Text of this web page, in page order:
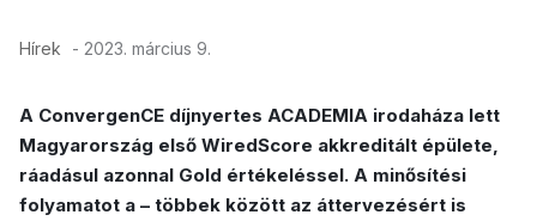
Hírek - 2023. március 9.
A ConvergenCE díjnyertes ACADEMIA irodaháza lett
Magyarország első WiredScore akkreditált épülete,
ráadásul azonnal Gold értékeléssel. A minősítési
folyamatot a – többek között az áttervezésért is